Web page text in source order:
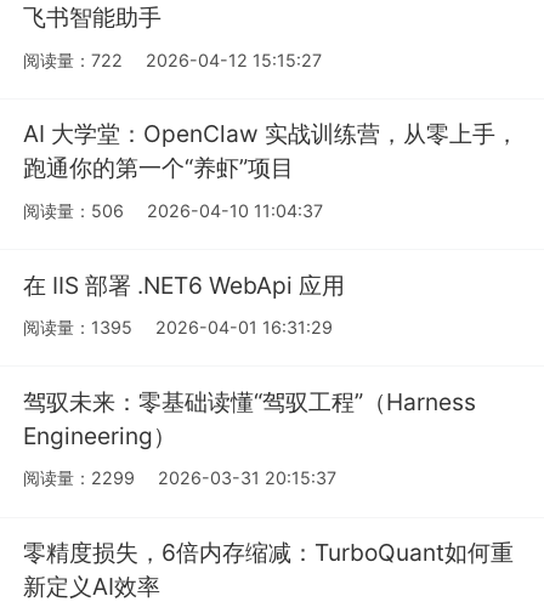
飞书智能助手
阅读量：722 2026-04-12 15:15:27
AI 大学堂：OpenClaw 实战训练营，从零上手，
跑通你的第一个“养虾”项目
阅读量：506 2026-04-10 11:04:37
在 IIS 部署 .NET6 WebApi 应用
阅读量：1395 2026-04-01 16:31:29
驾驭未来：零基础读懂“驾驭工程”（Harness
Engineering）
阅读量：2299 2026-03-31 20:15:37
零精度损失，6倍内存缩减：TurboQuant如何重
新定义AI效率